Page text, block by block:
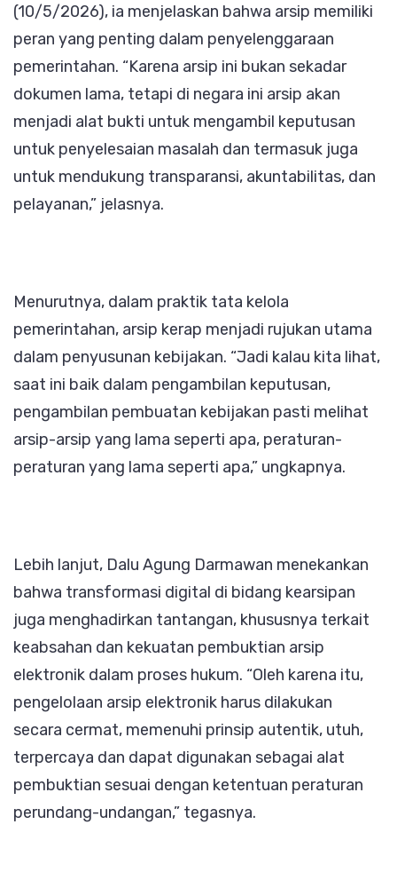
(10/5/2026), ia menjelaskan bahwa arsip memiliki
peran yang penting dalam penyelenggaraan
pemerintahan. “Karena arsip ini bukan sekadar
dokumen lama, tetapi di negara ini arsip akan
menjadi alat bukti untuk mengambil keputusan
untuk penyelesaian masalah dan termasuk juga
untuk mendukung transparansi, akuntabilitas, dan
pelayanan,” jelasnya.
Menurutnya, dalam praktik tata kelola
pemerintahan, arsip kerap menjadi rujukan utama
dalam penyusunan kebijakan. “Jadi kalau kita lihat,
saat ini baik dalam pengambilan keputusan,
pengambilan pembuatan kebijakan pasti melihat
arsip-arsip yang lama seperti apa, peraturan-
peraturan yang lama seperti apa,” ungkapnya.
Lebih lanjut, Dalu Agung Darmawan menekankan
bahwa transformasi digital di bidang kearsipan
juga menghadirkan tantangan, khususnya terkait
keabsahan dan kekuatan pembuktian arsip
elektronik dalam proses hukum. “Oleh karena itu,
pengelolaan arsip elektronik harus dilakukan
secara cermat, memenuhi prinsip autentik, utuh,
terpercaya dan dapat digunakan sebagai alat
pembuktian sesuai dengan ketentuan peraturan
perundang-undangan,” tegasnya.